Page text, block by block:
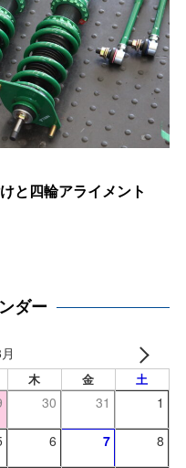
と四輪アライメント
ダー
木 金 土
30 31 1
6 7 8